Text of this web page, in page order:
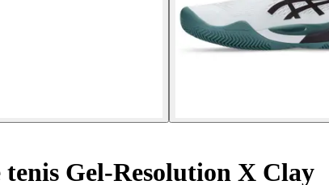
Gel-Resolution X Clay